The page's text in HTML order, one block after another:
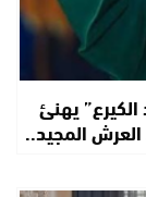
يهنئ
المجيد..